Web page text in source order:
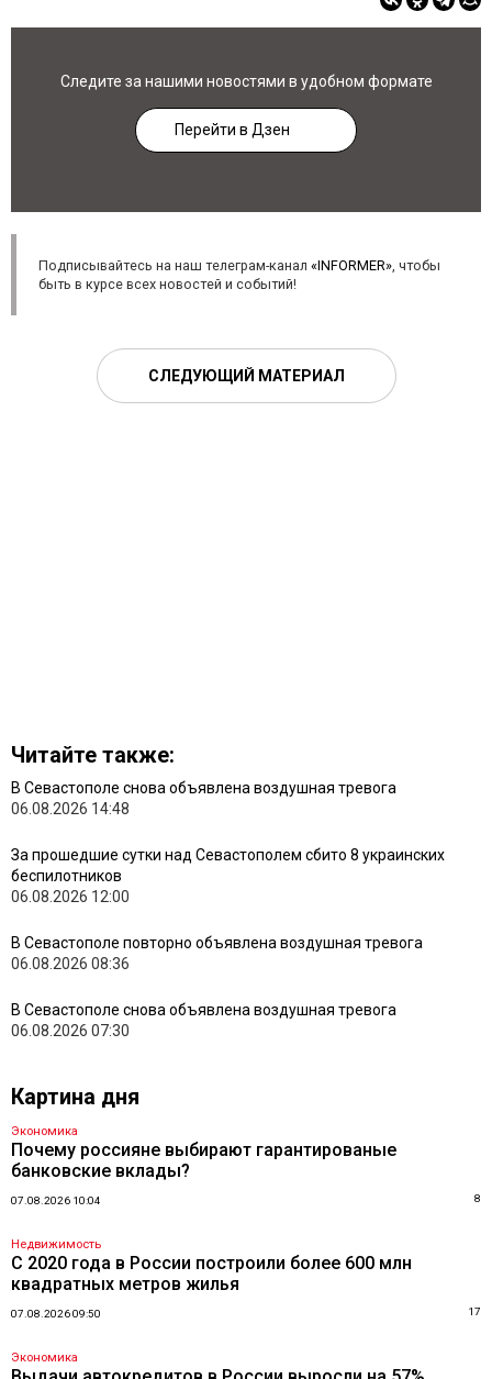
Следите за нашими новостями в удобном формате
Перейти в Дзен
Подписывайтесь на наш телеграм-канал «INFORMER», чтобы
быть в курсе всех новостей и событий!
СЛЕДУЮЩИЙ МАТЕРИАЛ
Читайте также:
В Севастополе снова объявлена воздушная тревога
06.08.2026 14:48
За прошедшие сутки над Севастополем сбито 8 украинских
беспилотников
06.08.2026 12:00
В Севастополе повторно объявлена воздушная тревога
06.08.2026 08:36
В Севастополе снова объявлена воздушная тревога
06.08.2026 07:30
Картина дня
Экономика
Почему россияне выбирают гарантированые
банковские вклады?
07.08.2026 10:04 8
Недвижимость
С 2020 года в России построили более 600 млн
квадратных метров жилья
07.08.2026 09:50 17
Экономика